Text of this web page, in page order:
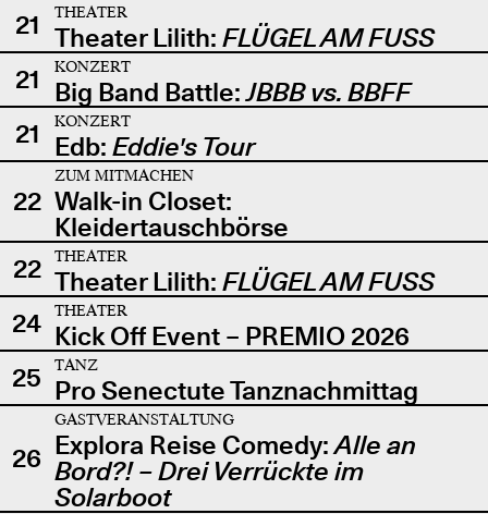
21
THEATER
Theater Lilith: FLÜGEL AM FUSS
21
KONZERT
Big Band Battle:JBBB vs. BBFF
21
KONZERT
Edb: Eddie's Tour
22
ZUM MITMACHEN
Walk-in Closet:
Kleidertauschbörse
22
THEATER
Theater Lilith: FLÜGEL AM FUSS
24
THEATER
Kick Off Event – PREMIO 2026
25
TANZ
Pro Senectute Tanznachmittag
26
GASTVERANSTALTUNG
Explora Reise Comedy:Alle an
Bord?! – Drei Verrückte im
Solarboot